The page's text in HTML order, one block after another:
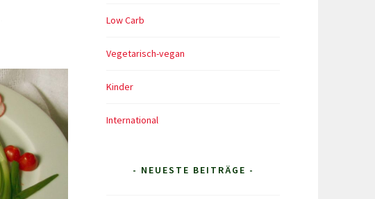
Low Carb
Vegetarisch-vegan
Kinder
International
- NEUESTE BEITRÄGE -